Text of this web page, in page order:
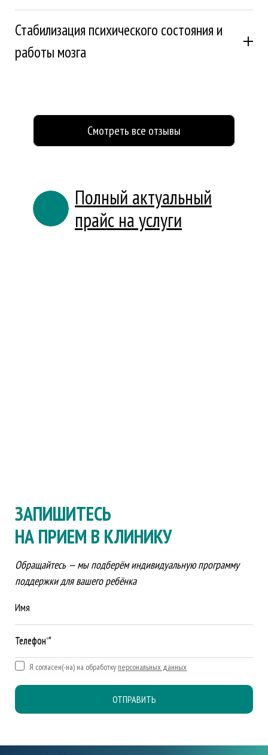
Подробнее
Стабилизация психического состояния и
работы мозга
Смотреть все отзывы
Полный актуальный
прайс на услуги
ЗАПИШИТЕСЬ
НА ПРИЕМ В КЛИНИКУ
Обращайтесь — мы подберём индивидуальную программу
поддержки для вашего ребёнка
Имя
Телефон *
ОТПРАВИТЬ
Я согласен(-на) на обработку персональных данных